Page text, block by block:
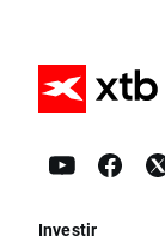
Investir